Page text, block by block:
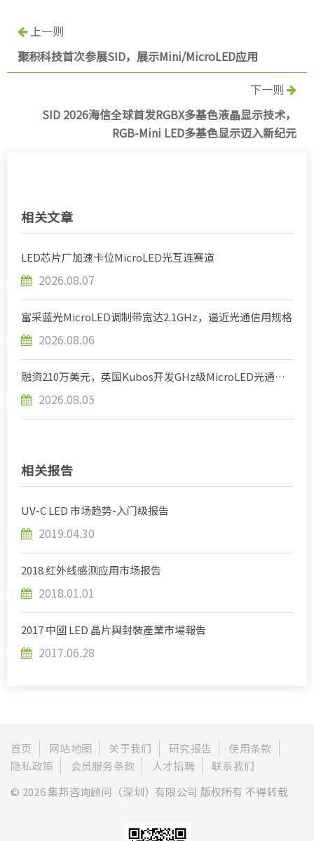
上一则
聚积科技首次参展SID，展示Mini/MicroLED应用
下一则
SID 2026海信全球首发RGBX多基色液晶显示技术，
RGB-Mini LED多基色显示迈入新纪元
相关文章
LED芯片厂加速卡位MicroLED光互连赛道
2026.08.07
富采蓝光MicroLED调制带宽达2.1GHz，逼近光通信用规格
2026.08.06
融资210万美元，英国Kubos开发GHz级MicroLED光通信
2026.08.05
相关报告
UV-C LED 市场趋势-入门级报告
2019.04.30
2018 红外线感测应用市场报告
2018.01.01
2017 中國 LED 晶片與封裝產業市場報告
2017.06.28
首页 网站地图 关于我们 研究报告
使用条款
隐私政策
会员服务条款 人才招聘
联系我们
© 2026 集邦咨询顾问（深圳）有限公司 版权所有 不得转载